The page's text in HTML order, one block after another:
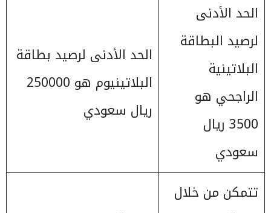
الحد الأدنى
لرصيد البطاقة
البلاتينية
الراجحي هو
3500 ريال
سعودي
الحد الأدنى لرصيد بطاقة
البلاتينيوم هو 250000
ريال سعودي
تتمكن من خلال